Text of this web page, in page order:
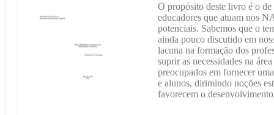
O propósito deste livro é o
educadores que atuam nos
potenciais. Sabemos que o
ainda pouco discutido em
lacuna na formação dos
suprir as necessidades na
preocupados em fornecer
e alunos, dirimindo noções
favorecem o